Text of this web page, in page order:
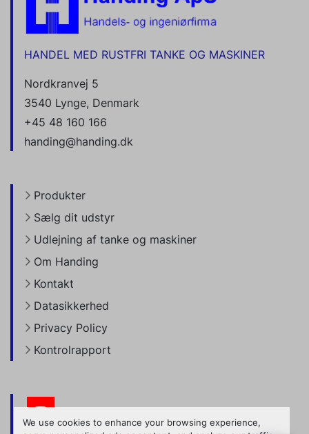
We use cookies to enhance your browsing experience,
HANDEL MED RUSTFRI TANKE OG MASKINER
Nordkranvej 5
3540 Lynge, Denmark
+45 48 160 166
handing@handing.dk
Produkter
Sælg dit udstyr
Udlejning af tanke og maskiner
Om Handing
Kontakt
Datasikkerhed
Privacy Policy
Kontrolrapport
youtube